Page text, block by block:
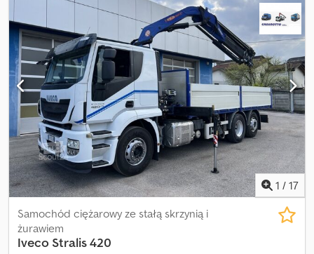
1 / 17
Samochód ciężarowy ze stałą skrzynią i
żurawiem
Iveco Stralis 420